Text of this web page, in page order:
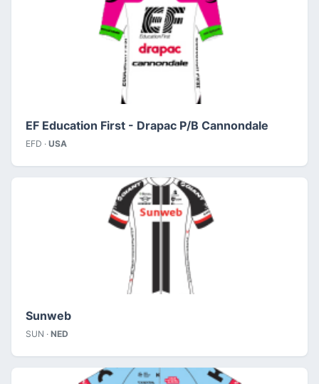
EF Education First - Drapac P/B Cannondale
EFD · USA
Sunweb
SUN · NED